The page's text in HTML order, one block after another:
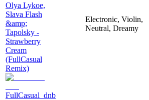
Olya Lykoe,
Slava Flash
&amp;
Tapolsky -
Strawberry
Cream
(FullCasual
Remix)
FullCasual_dnb
Electronic, Violin,
Neutral, Dreamy